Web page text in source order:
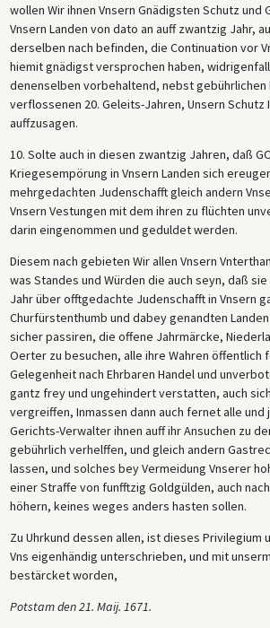
wollen Wir ihnen Vnsern Gnädigsten Schutz und
Vnsern Landen von dato an auff zwantzig Jahr,
derselben nach befinden, die Continuation vor
hiemit gnädigst versprochen haben,
denenselben vorbehaltend, nebst gebührlichen
verflossenen 20. Geleits-Jahren, Unsern Schutz
auffzusagen.
10. Solte auch in diesen zwantzig Jahren, daß
Kriegesempörung in Vnsern Landen sich
mehrgedachten Judenschafft gleich andern
Vnsern Vestungen mit dem ihren zu flüchten
darin eingenommen und geduldet werden.
Diesem nach gebieten Wir allen Vnsern
was Standes und Würden die auch seyn, daß
Jahr über offtgedachte Judenschafft in Vnsern
Churfürstenthumb und dabey genandten
sicher passiren, die offene Jahrmärcke,
Oerter zu besuchen, alle ihre Wahren öffentlich
Gelegenheit nach Ehrbaren Handel und
gantz frey und ungehindert verstatten, auch
vergreiffen, Inmassen dann auch fernet alle und
Gerichts-Verwalter ihnen auff ihr Ansuchen zu
gebührlich verhelffen, und gleich andern
lassen, und solches bey Vermeidung Vnserer
einer Straffe von funfftzig Goldgülden, auch
höhern, keines weges anders hasten sollen.
Zu Uhrkund dessen allen, ist dieses Privilegium
Vns eigenhändig unterschrieben, und mit
bestärcket worden,
Potstam den 21. Maij. 1671.